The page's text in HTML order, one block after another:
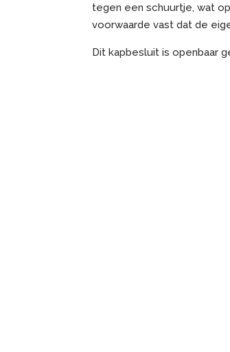
tegen een schuurtje, wat
voorwaarde vast dat de
Dit kapbesluit is openbaar